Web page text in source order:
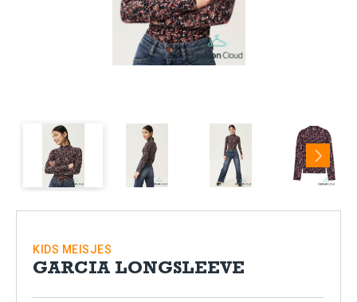
Next
KIDS MEISJES
GARCIA LONGSLEEVE